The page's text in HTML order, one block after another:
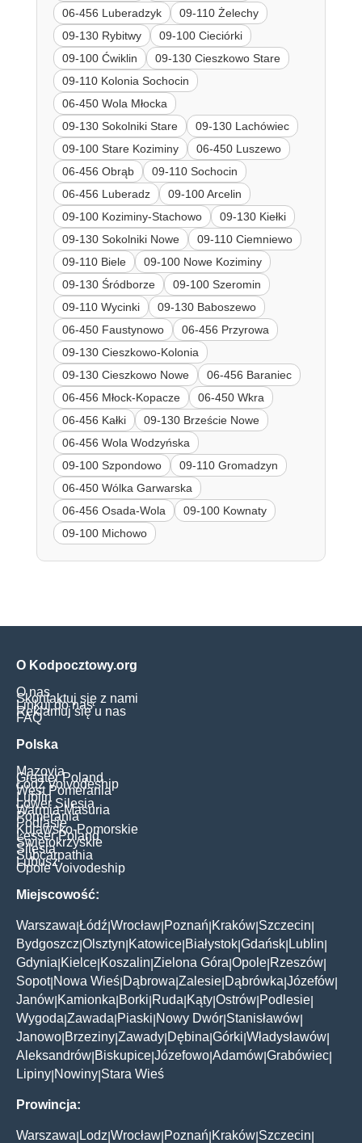
06-456 Luberadzyk
09-110 Żelechy
09-130 Rybitwy
09-100 Cieciórki
09-100 Ćwiklin
09-130 Cieszkowo Stare
09-110 Kolonia Sochocin
06-450 Wola Młocka
09-130 Sokolniki Stare
09-130 Lachówiec
09-100 Stare Koziminy
06-450 Luszewo
06-456 Obrąb
09-110 Sochocin
06-456 Luberadz
09-100 Arcelin
09-100 Koziminy-Stachowo
09-130 Kiełki
09-130 Sokolniki Nowe
09-110 Ciemniewo
09-110 Biele
09-100 Nowe Koziminy
09-130 Śródborze
09-100 Szeromin
09-110 Wycinki
09-130 Baboszewo
06-450 Faustynowo
06-456 Przyrowa
09-130 Cieszkowo-Kolonia
09-130 Cieszkowo Nowe
06-456 Baraniec
06-456 Młock-Kopacze
06-450 Wkra
06-456 Kałki
09-130 Brzeście Nowe
06-456 Wola Wodzyńska
09-100 Szpondowo
09-110 Gromadzyn
06-450 Wólka Garwarska
06-456 Osada-Wola
09-100 Kownaty
09-100 Michowo
O Kodpocztowy.org
O nas
Skontaktuj się z nami
Linkuj do nas
Reklamuj się u nas
FAQ
Polska
Mazovia
Greater Poland
Łódź Voivodeship
West Pomerania
Lublin
Lower Silesia
Warmia-Masuria
Pomerania
Podlasie
Kujawsko-Pomorskie
Lesser Poland
Świętokrzyskie
Silesia
Subcarpathia
Lubusz
Opole Voivodeship
Miejscowość:
Warszawa Łódź Wrocław Poznań Kraków Szczecin
Bydgoszcz Olsztyn Katowice Białystok Gdańsk Lublin
Gdynia Kielce Koszalin Zielona Góra Opole Rzeszów
Sopot| Nowa Wieś Dąbrowa Zalesie Dąbrówka Józefów
Janów Kamionka Borki Ruda Kąty Ostrów Podlesie
Wygoda Zawada Piaski Nowy Dwór Stanisławów
Janowo Brzeziny Zawady Dębina Górki Władysławów
Aleksandrów Biskupice Józefowo Adamów Grabówiec
Lipiny Nowiny Stara Wieś
Prowincja:
Warszawa Lodz Wrocław Poznań Kraków Szczecin